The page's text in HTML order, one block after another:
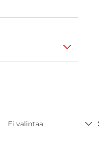
Ei valintaa